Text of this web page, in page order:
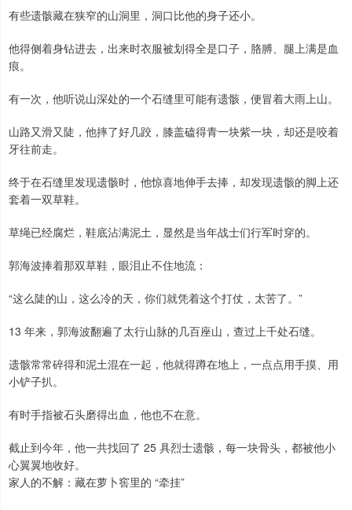
有些遗骸藏在狭窄的山洞里，洞口比他的身子还小。
他得侧着身钻进去，出来时衣服被划得全是口子，胳膊、腿上满是血
痕。
有一次，他听说山深处的一个石缝里可能有遗骸，便冒着大雨上山。
山路又滑又陡，他摔了好几跤，膝盖磕得青一块紫一块，却还是咬着
牙往前走。
终于在石缝里发现遗骸时，他惊喜地伸手去捧，却发现遗骸的脚上还
套着一双草鞋。
草绳已经腐烂，鞋底沾满泥土，显然是当年战士们行军时穿的。
郭海波捧着那双草鞋，眼泪止不住地流：
“这么陡的山，这么冷的天，你们就凭着这个打仗，太苦了。”
13 年来，郭海波翻遍了太行山脉的几百座山，查过上千处石缝。
遗骸常常碎得和泥土混在一起，他就得蹲在地上，一点点用手摸、用
小铲子扒。
有时手指被石头磨得出血，他也不在意。
截止到今年，他一共找回了 25 具烈士遗骸，每一块骨头，都被他小
心翼翼地收好。
家人的不解：藏在萝卜窖里的 “牵挂”